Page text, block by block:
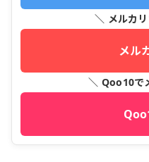
＼ メルカ
メル
＼ Qoo10で